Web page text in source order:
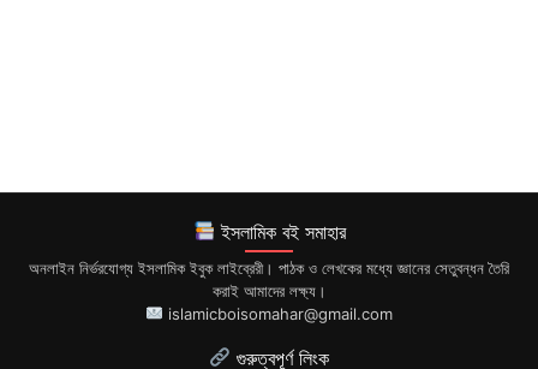
ইসলামিক বই সমাহার
অনলাইন নির্ভরযোগ্য ইসলামিক ইবুক লাইব্রেরী। পাঠক ও লেখকের মধ্যে জ্ঞানের সেতুবন্ধন তৈরি
করাই আমাদের লক্ষ্য।
islamicboisomahar@gmail.com
গুরুত্বপূর্ণ লিংক